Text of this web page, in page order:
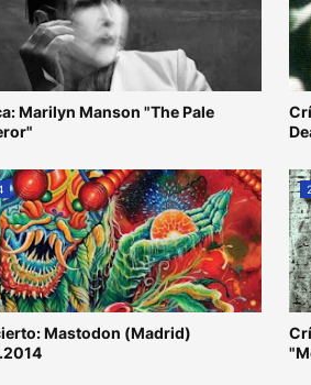
Marilyn Manson "The Pale
Mastodon (Madrid)